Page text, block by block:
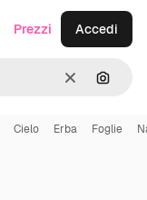
CancellaCerca
Prezzi Accedi
Cielo Erba Foglie